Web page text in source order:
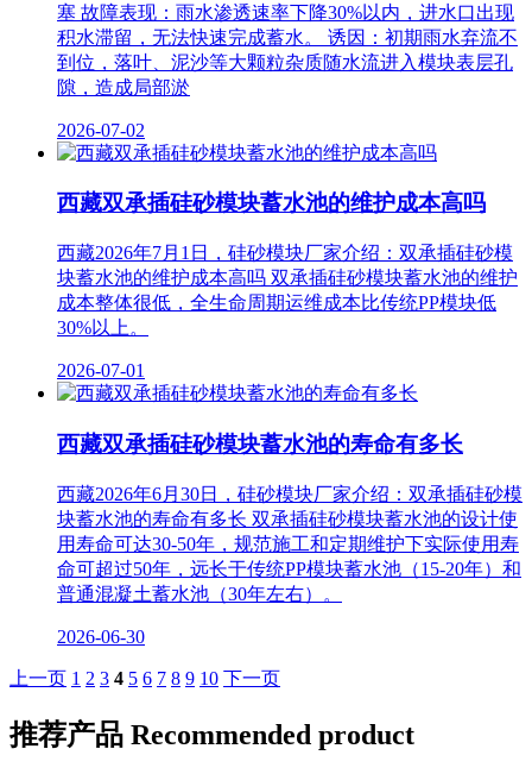
塞 故障表现‌：雨水渗透速率下降30%以内，进水口出现
积水滞留，无法快速完成蓄水。 诱因‌：初期雨水弃流不
到位，落叶、泥沙等大颗粒杂质随水流进入模块表层孔
隙，造成局部淤
2026-07-02
西藏双承插硅砂模块蓄水池的维护成本高吗
西藏2026年7月1日，硅砂模块厂家介绍：双承插硅砂模
块蓄水池的维护成本高吗 双承插硅砂模块蓄水池的维护
成本整体很低，全生命周期运维成本比传统PP模块低
30%以上‌。
2026-07-01
西藏双承插硅砂模块蓄水池的寿命有多长
西藏2026年6月30日，硅砂模块厂家介绍：双承插硅砂模
块蓄水池的寿命有多长 ‌双承插硅砂模块蓄水池的设计使
用寿命可达30-50年，规范施工和定期维护下实际使用寿
命可超过50年‌，远长于传统PP模块蓄水池（15-20年）和
普通混凝土蓄水池（30年左右）。
2026-06-30
上一页 1 2 3 4 5 6 7 8 9 10 下一页
推荐产品 Recommended product